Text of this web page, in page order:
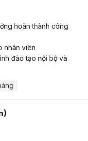
hoàn thành công
nhân viên
đào tạo nội bộ và